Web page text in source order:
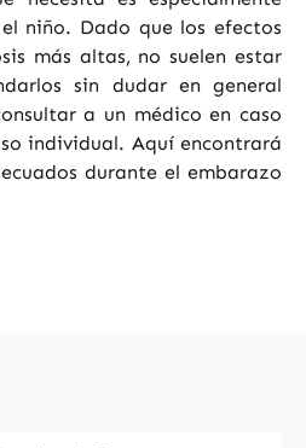
niño. Dado que los efectos
más altas, no suelen estar
sin dudar en general
a un médico en caso
individual. Aquí encontrará
durante el embarazo